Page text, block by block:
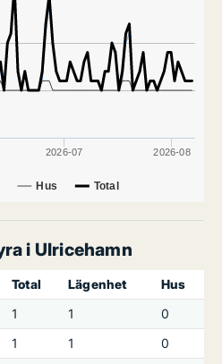
Hus Total
2026-07 2026-08
i Ulricehamn
Total Lägenhet
Hus
1 1
0
1 1
0